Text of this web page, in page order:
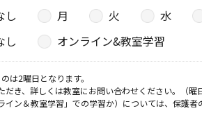
し
月 火 水
し
オンライン&教室学習
は2曜日となります。
き、詳しくは教室にお問い合わせください。（
ン＆教室学習」での学習か）については、保護